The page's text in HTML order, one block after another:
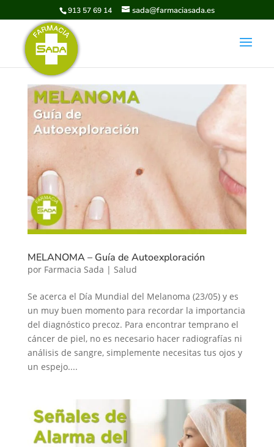
913 57 69 14 sada@farmaciasada.es
MELANOMA – Guía de Autoexploración
por Farmacia Sada | Salud
Se acerca el Día Mundial del Melanoma (23/05) y es
un muy buen momento para recordar la importancia
del diagnóstico precoz. Para encontrar temprano el
cáncer de piel, no es necesario hacer radiografías ni
análisis de sangre, simplemente necesitas tus ojos y
un espejo....